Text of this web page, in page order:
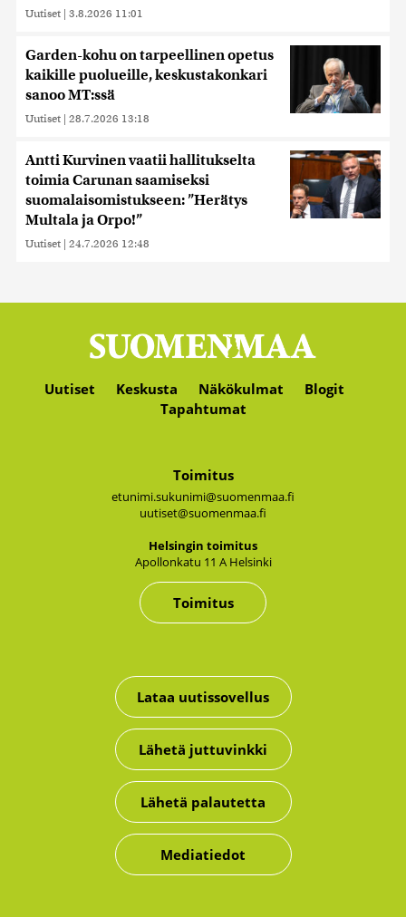
Uutiset | 3.8.2026 11:01
Garden-kohu on tarpeellinen opetus
kaikille puolueille, keskustakonkari
sanoo MT:ssä
Uutiset | 28.7.2026 13:18
Antti Kurvinen vaatii hallitukselta
toimia Carunan saamiseksi
suomalaisomistukseen: ”Herätys
Multala ja Orpo!”
Uutiset | 24.7.2026 12:48
Uutiset Keskusta Näkökulmat
Blogit
Tapahtumat
Toimitus
etunimi.sukunimi@suomenmaa.fi
uutiset@suomenmaa.fi
Hel­sin­gin toi­mi­tus
Apol­lon­ka­tu 11 A Hel­sin­ki
Toimitus
Lataa uutissovellus
Lähetä juttuvinkki
Lähetä palautetta
Mediatiedot